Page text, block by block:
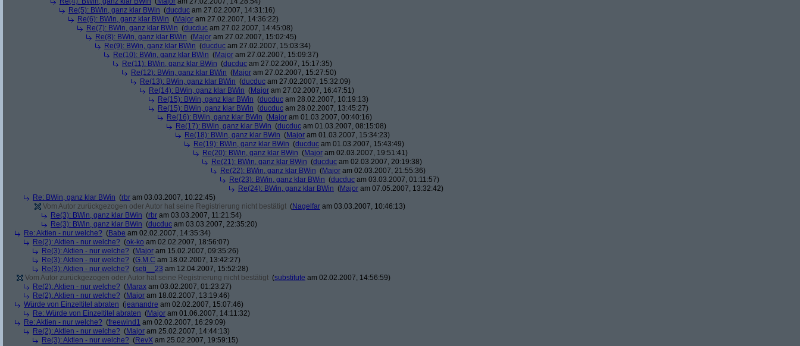
Re(5): BWin, ganz klar BWin (ducduc am 27.02.2007, 14:31:16)
Re(6): BWin, ganz klar BWin (Major am 27.02.2007, 14:36:22)
Re(7): BWin, ganz klar BWin (ducduc am 27.02.2007, 14:45:08)
Re(8): BWin, ganz klar BWin (Major am 27.02.2007, 15:02:45)
Re(9): BWin, ganz klar BWin (ducduc am 27.02.2007, 15:03:34)
Re(10): BWin, ganz klar BWin (Major am 27.02.2007, 15:09:37)
Re(11): BWin, ganz klar BWin (ducduc am 27.02.2007, 15:17:35)
Re(12): BWin, ganz klar BWin (Major am 27.02.2007, 15:27:50)
Re(13): BWin, ganz klar BWin (ducduc am 27.02.2007, 15:32:09)
Re(14): BWin, ganz klar BWin (Major am 27.02.2007, 16:47:51)
Re(15): BWin, ganz klar BWin (ducduc am 28.02.2007, 10:19:13)
Re(15): BWin, ganz klar BWin (ducduc am 28.02.2007, 13:45:27)
Re(16): BWin, ganz klar BWin (Major am 01.03.2007, 00:40:16)
Re(17): BWin, ganz klar BWin (ducduc am 01.03.2007, 08:15:08)
Re(18): BWin, ganz klar BWin (Major am 01.03.2007, 15:34:23)
Re(19): BWin, ganz klar BWin (ducduc am 01.03.2007, 15:43:49)
Re(20): BWin, ganz klar BWin (Major am 02.03.2007, 19:51:41)
Re(21): BWin, ganz klar BWin (ducduc am 02.03.2007, 20:19:38)
Re(22): BWin, ganz klar BWin (Major am 02.03.2007, 21:55:36)
Re(23): BWin, ganz klar BWin (ducduc am 03.03.2007, 01:11:57)
Re(24): BWin, ganz klar BWin (Major am 07.05.2007, 13:32:42)
Re: BWin, ganz klar BWin (rbr am 03.03.2007, 10:22:45)
Vom Autor zurückgezogen oder Autor hat seine Registrierung nicht bestätigt (Nagelfar am 03.03.2007, 10:46:13)
Re(3): BWin, ganz klar BWin (rbr am 03.03.2007, 11:21:54)
Re(3): BWin, ganz klar BWin (ducduc am 03.03.2007, 22:35:20)
Re: Aktien - nur welche? (Babe am 02.02.2007, 14:35:34)
Re(2): Aktien - nur welche? (ok-ko am 02.02.2007, 18:56:07)
Re(3): Aktien - nur welche? (Major am 15.02.2007, 09:35:26)
Re(3): Aktien - nur welche? (G.M.C am 18.02.2007, 13:42:27)
Re(3): Aktien - nur welche? (seti__23 am 12.04.2007, 15:52:28)
Vom Autor zurückgezogen oder Autor hat seine Registrierung nicht bestätigt (substitute am 02.02.2007, 14:56:59)
Re(2): Aktien - nur welche? (Marax am 03.02.2007, 01:23:27)
Re(2): Aktien - nur welche? (Major am 18.02.2007, 13:19:46)
Würde von Einzeltitel abraten (jeanandre am 02.02.2007, 15:07:46)
Re: Würde von Einzeltitel abraten (Major am 01.06.2007, 14:11:32)
Re: Aktien - nur welche? (freewind1 am 02.02.2007, 16:29:09)
Re(2): Aktien - nur welche? (Major am 25.02.2007, 14:44:13)
Re(3): Aktien - nur welche? (RevX am 25.02.2007, 19:59:15)